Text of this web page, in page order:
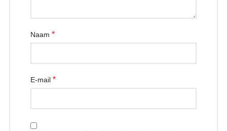
Naam *
E-mail *